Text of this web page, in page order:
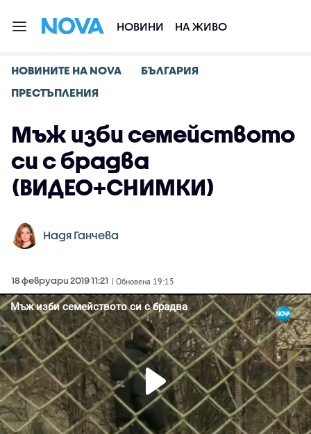
НОВИНИ НА ЖИВО
НОВИНИТЕ НА NOVA
БЪЛГАРИЯ
ПРЕСТЪПЛЕНИЯ
Мъж изби семейството
си с брадва
(ВИДЕО+СНИМКИ)
Надя Ганчева
18 февруари 2019 11:21 | Обновена 19:15